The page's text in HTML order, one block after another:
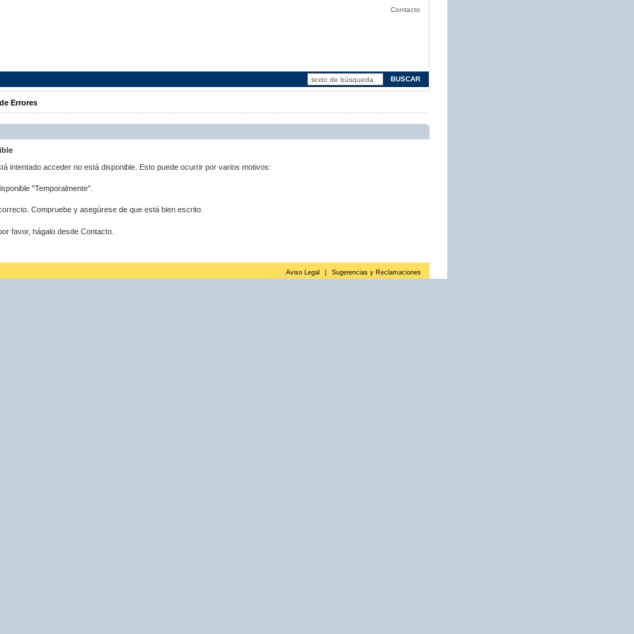
Contacto
Errores
intentado acceder no está disponible. Esto puede ocurrir por varios motivos:
"Temporalmente".
Compruebe y asegúrese de que está bien escrito.
favor, hágalo desde Contacto.
Aviso Legal Sugerencias y Reclamaciones